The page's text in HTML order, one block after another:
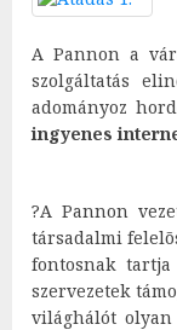
A Pannon a
szolgáltatás
adományoz
ingyenes
?A Pannon
társadalmi
fontosnak
szervezetek
világhálót